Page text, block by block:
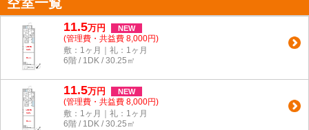
11.5万円 NEW
(管理費・共益費 8,000円)
敷：1ヶ月｜礼：1ヶ月
6階 / 1DK / 30.25㎡
11.5万円 NEW
(管理費・共益費 8,000円)
敷：1ヶ月｜礼：1ヶ月
6階 / 1DK / 30.25㎡